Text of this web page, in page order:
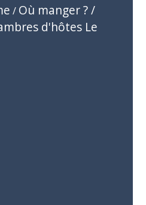
/ Où manger ? /
d'hôtes Le